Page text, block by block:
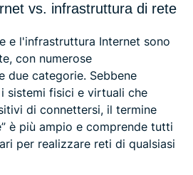
vs. infrastruttura di rete
e l'infrastruttura Internet sono
con numerose
due categorie. Sebbene
sistemi fisici e virtuali che
di connettersi, il termine
è più ampio e comprende tutti
per realizzare reti di qualsiasi